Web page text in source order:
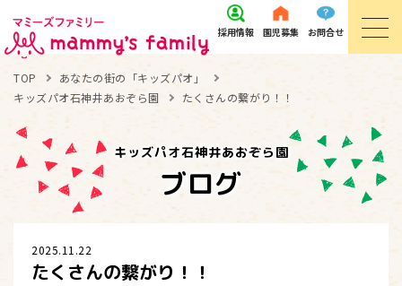
採用情報 園児募集 お問合せ
TOP
あなたの街の「キッズパオ」
キッズパオ石神井あおぞら園
たくさんの繋がり！！
キッズパオ石神井あおぞら園
ブログ
2025.11.22
たくさんの繋がり！！